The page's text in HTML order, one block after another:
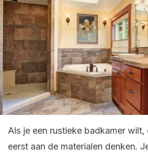
Als je een rustieke badkamer wilt,
eerst aan de materialen denken.